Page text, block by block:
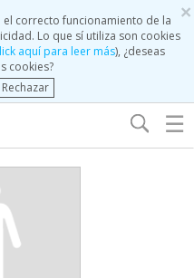
×
correcto funcionamiento de la
Lo que sí utiliza son cookies
aquí para leer más), ¿deseas
cookies?
Rechazar
☰